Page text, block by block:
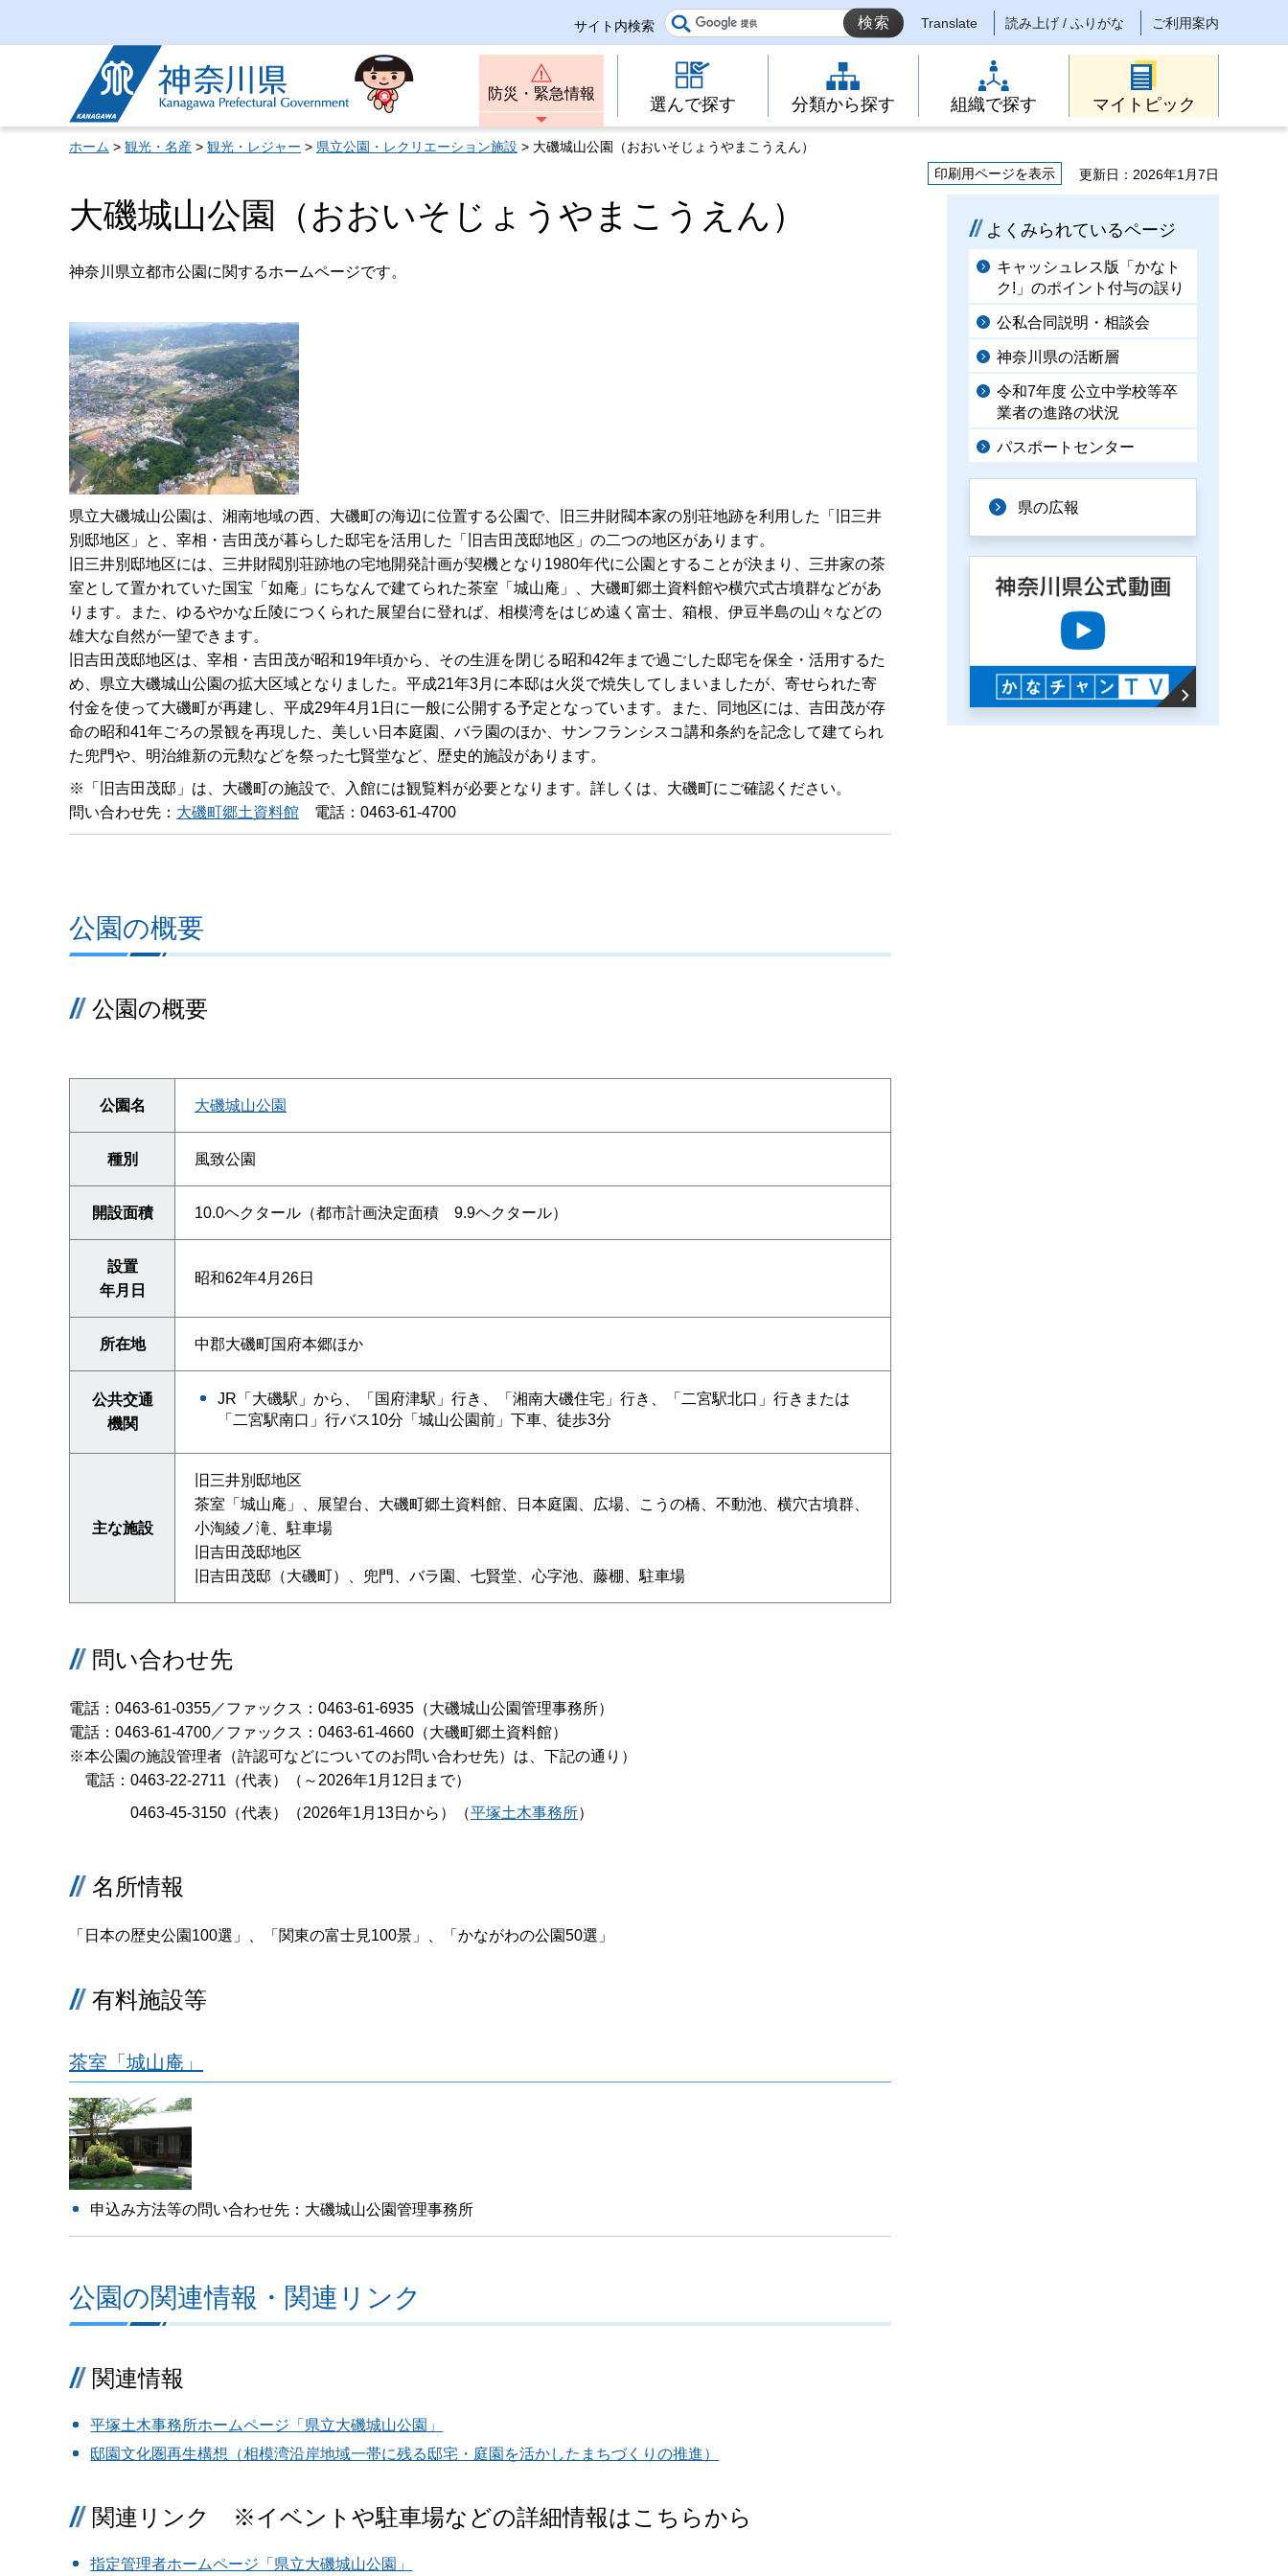
サイト内検索 Translate 読み上げ / ふりがな ご利用案内
神奈川県
防災・緊急情報
選んで探す 分類から探す 組織で探す マイトピック
ホーム > 観光・名産 > 観光・レジャー > 県立公園・レクリエーション施設 > 大磯城山公園（おおいそじょうやまこうえん）
印刷用ページを表示
更新日：2026年1月7日
大磯城山公園（おおいそじょうやまこうえん）
神奈川県立都市公園に関するホームページです。
県立大磯城山公園は、湘南地域の西、大磯町の海辺に位置する公園で、旧三井財閥本家の別荘地跡を利用した「旧三井
別邸地区」と、宰相・吉田茂が暮らした邸宅を活用した「旧吉田茂邸地区」の二つの地区があります。
旧三井別邸地区には、三井財閥別荘跡地の宅地開発計画が契機となり1980年代に公園とすることが決まり、三井家の茶
室として置かれていた国宝「如庵」にちなんで建てられた茶室「城山庵」、大磯町郷土資料館や横穴式古墳群などがあ
ります。また、ゆるやかな丘陵につくられた展望台に登れば、相模湾をはじめ遠く富士、箱根、伊豆半島の山々などの
雄大な自然が一望できます。
旧吉田茂邸地区は、宰相・吉田茂が昭和19年頃から、その生涯を閉じる昭和42年まで過ごした邸宅を保全・活用するた
め、県立大磯城山公園の拡大区域となりました。平成21年3月に本邸は火災で焼失してしまいましたが、寄せられた寄
付金を使って大磯町が再建し、平成29年4月1日に一般に公開する予定となっています。また、同地区には、吉田茂が存
命の昭和41年ごろの景観を再現した、美しい日本庭園、バラ園のほか、サンフランシスコ講和条約を記念して建てられ
た兜門や、明治維新の元勲などを祭った七賢堂など、歴史的施設があります。
※「旧吉田茂邸」は、大磯町の施設で、入館には観覧料が必要となります。詳しくは、大磯町にご確認ください。
問い合わせ先： 大磯町郷土資料館 電話：0463-61-4700
公園の概要
公園の概要
公園名 大磯城山公園
種別 風致公園
開設面積 10.0ヘクタール（都市計画決定面積 9.9ヘクタール）
設置
年月日
昭和62年4月26日
所在地 中郡大磯町国府本郷ほか
公共交通
機関
JR「大磯駅」から、「国府津駅」行き、「湘南大磯住宅」行き、「二宮駅北口」行きまたは
「二宮駅南口」行バス10分「城山公園前」下車、徒歩3分
主な施設
旧三井別邸地区
茶室「城山庵」、展望台、大磯町郷土資料館、日本庭園、広場、こうの橋、不動池、横穴古墳群、
小淘綾ノ滝、駐車場
旧吉田茂邸地区
旧吉田茂邸（大磯町）、兜門、バラ園、七賢堂、心字池、藤棚、駐車場
問い合わせ先
電話：0463-61-0355／ファックス：0463-61-6935（大磯城山公園管理事務所）
電話：0463-61-4700／ファックス：0463-61-4660（大磯町郷土資料館）
※本公園の施設管理者（許認可などについてのお問い合わせ先）は、下記の通り）
​​​​​​ 電話：0463-22-2711（代表）（～2026年1月12日まで）
0463-45-3150（代表）（2026年1月13日から）（平塚土木事務所）
名所情報
「日本の歴史公園100選」、「関東の富士見100景」、「かながわの公園50選」
有料施設等
茶室「城山庵」
申込み方法等の問い合わせ先：大磯城山公園管理事務所
公園の関連情報・関連リンク
関連情報
平塚土木事務所ホームページ「県立大磯城山公園」
邸園文化圏再生構想（相模湾沿岸地域一帯に残る邸宅・庭園を活かしたまちづくりの推進）
関連リンク ※イベントや駐車場などの詳細情報はこちらから
指定管理者ホームページ「県立大磯城山公園」
よくみられているページ
キャッシュレス版「かなト
ク!」のポイント付与の誤り
公私合同説明・相談会
神奈川県の活断層
令和7年度 公立中学校等卒
業者の進路の状況
パスポートセンター
県の広報